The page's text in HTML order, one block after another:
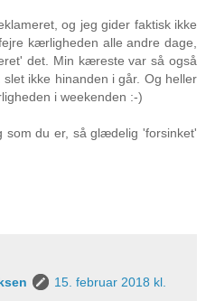
og jeg gider faktisk ikke
kærligheden alle andre dage,
det. Min kæreste var så også
ikke hinanden i går. Og heller
i weekenden :-)
som du er, så glædelig 'forsinket'
15. februar 2018 kl.